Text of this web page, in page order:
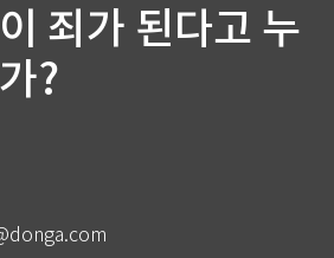
죄가 된다고 누
?